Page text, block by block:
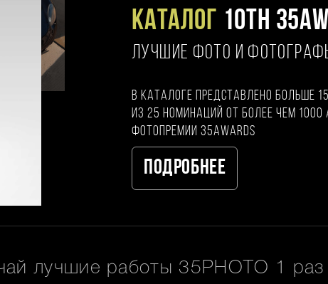
Каталог 10TH
ЛУЧШИЕ ФОТО И
В каталоге представлено больше
из 25 номинаций от более чем 1000
фотопремии 35AWARDS
Подробнее
лучшие работы 35PHOTO 1